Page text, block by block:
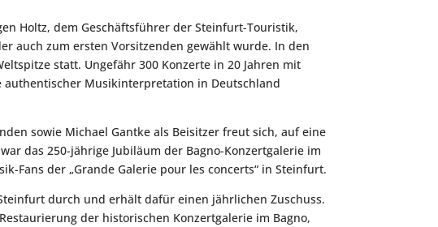
Holtz, dem Geschäftsführer der Steinfurt-Touristik,
auch zum ersten Vorsitzenden gewählt wurde. In den
statt. Ungefähr 300 Konzerte in 20 Jahren mit
authentischer Musikinterpretation in Deutschland
sowie Michael Gantke als Beisitzer freut sich, auf eine
das 250-jährige Jubiläum der Bagno-Konzertgalerie im
Fans der „Grande Galerie pour les concerts“ in Steinfurt.
durch und erhält dafür einen jährlichen Zuschuss.
der historischen Konzertgalerie im Bagno,